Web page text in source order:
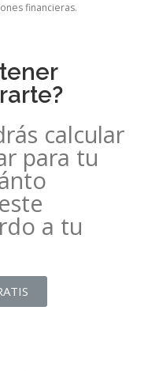
financieras.
calcular
para tu
a tu